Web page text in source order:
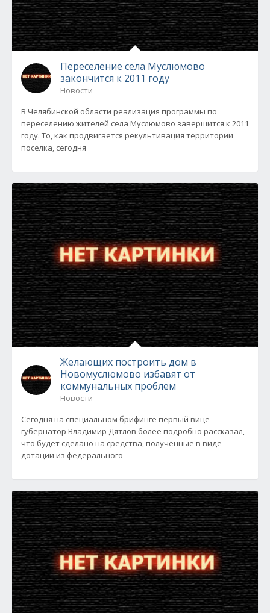
Переселение села Муслюмово
закончится к 2011 году
Новости
В Челябинской области реализация программы по
переселению жителей села Муслюмово завершится к 2011
году. То, как продвигается рекультивация территории
поселка, сегодня
Желающих построить дом в
Новомуслюмово избавят от
коммунальных проблем
Новости
Сегодня на специальном брифинге первый вице-
губернатор Владимир Дятлов более подробно рассказал,
что будет сделано на средства, полученные в виде
дотации из федерального